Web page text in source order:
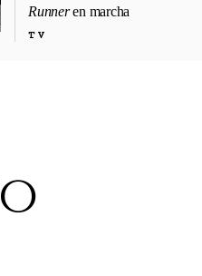
Runneren marcha
TV